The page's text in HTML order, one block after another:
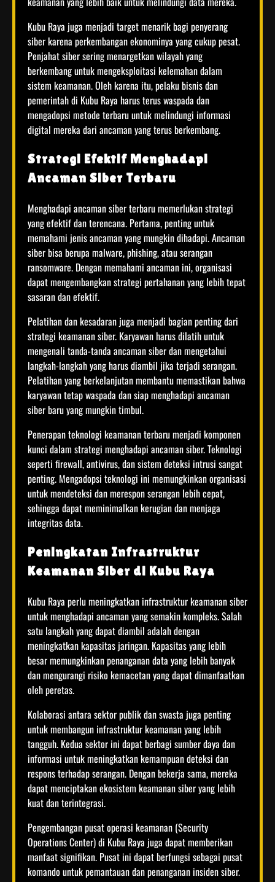
Kubu Raya juga menjadi target menarik bagi penyerang
siber karena perkembangan ekonominya yang cukup pesat.
Penjahat siber sering menargetkan wilayah yang
berkembang untuk mengeksploitasi kelemahan dalam
sistem keamanan. Oleh karena itu, pelaku bisnis dan
pemerintah di Kubu Raya harus terus waspada dan
mengadopsi metode terbaru untuk melindungi informasi
digital mereka dari ancaman yang terus berkembang.
Strategi Efektif Menghadapi
Ancaman Siber Terbaru
Menghadapi ancaman siber terbaru memerlukan strategi
yang efektif dan terencana. Pertama, penting untuk
memahami jenis ancaman yang mungkin dihadapi. Ancaman
siber bisa berupa malware, phishing, atau serangan
ransomware. Dengan memahami ancaman ini, organisasi
dapat mengembangkan strategi pertahanan yang lebih tepat
sasaran dan efektif.
Pelatihan dan kesadaran juga menjadi bagian penting dari
strategi keamanan siber. Karyawan harus dilatih untuk
mengenali tanda-tanda ancaman siber dan mengetahui
langkah-langkah yang harus diambil jika terjadi serangan.
Pelatihan yang berkelanjutan membantu memastikan bahwa
karyawan tetap waspada dan siap menghadapi ancaman
siber baru yang mungkin timbul.
Penerapan teknologi keamanan terbaru menjadi komponen
kunci dalam strategi menghadapi ancaman siber. Teknologi
seperti firewall, antivirus, dan sistem deteksi intrusi sangat
penting. Mengadopsi teknologi ini memungkinkan organisasi
untuk mendeteksi dan merespon serangan lebih cepat,
sehingga dapat meminimalkan kerugian dan menjaga
integritas data.
Peningkatan Infrastruktur
Keamanan Siber di Kubu Raya
Kubu Raya perlu meningkatkan infrastruktur keamanan siber
untuk menghadapi ancaman yang semakin kompleks. Salah
satu langkah yang dapat diambil adalah dengan
meningkatkan kapasitas jaringan. Kapasitas yang lebih
besar memungkinkan penanganan data yang lebih banyak
dan mengurangi risiko kemacetan yang dapat dimanfaatkan
oleh peretas.
Kolaborasi antara sektor publik dan swasta juga penting
untuk membangun infrastruktur keamanan yang lebih
tangguh. Kedua sektor ini dapat berbagi sumber daya dan
informasi untuk meningkatkan kemampuan deteksi dan
respons terhadap serangan. Dengan bekerja sama, mereka
dapat menciptakan ekosistem keamanan siber yang lebih
kuat dan terintegrasi.
Pengembangan pusat operasi keamanan (Security
Operations Center) di Kubu Raya juga dapat memberikan
manfaat signifikan. Pusat ini dapat berfungsi sebagai pusat
komando untuk pemantauan dan penanganan insiden siber.